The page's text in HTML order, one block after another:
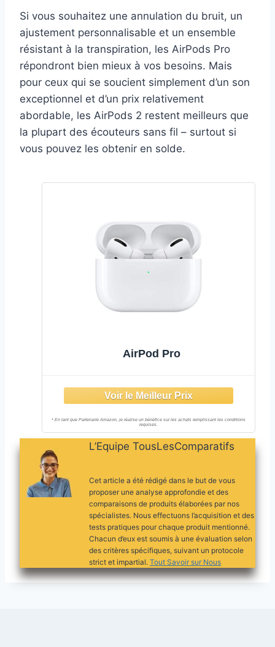
Si vous souhaitez une annulation du bruit, un
ajustement personnalisable et un ensemble
résistant à la transpiration, les AirPods Pro
répondront bien mieux à vos besoins. Mais
pour ceux qui se soucient simplement d’un son
exceptionnel et d’un prix relativement
abordable, les AirPods 2 restent meilleurs que
la plupart des écouteurs sans fil – surtout si
vous pouvez les obtenir en solde.
AirPod Pro
L’Equipe TousLesComparatifs
Cet article a été rédigé dans le but de vous
proposer une analyse approfondie et des
comparaisons de produits élaborées par nos
spécialistes. Nous effectuons l’acquisition et des
tests pratiques pour chaque produit mentionné.
Chacun d’eux est soumis à une évaluation selon
des critères spécifiques, suivant un protocole
strict et impartial. Tout Savoir sur Nous